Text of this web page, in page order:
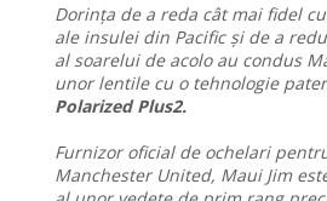
Dorința de a reda cât mai fidel
ale insulei din Pacific și de a
al soarelui de acolo au condus
unor lentile cu o tehnologie
Polarized Plus2.
Furnizor oficial de ochelari
Manchester United, Maui Jim